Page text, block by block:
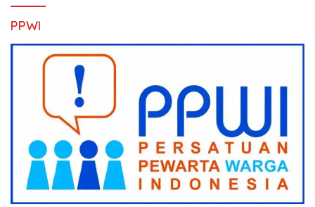
PPWI